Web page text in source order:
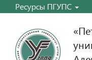
Ресурсы ПГУПС